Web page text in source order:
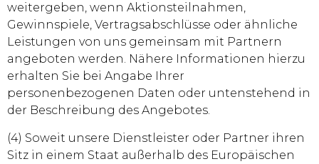
weitergeben, wenn Aktionsteilnahmen,
Gewinnspiele, Vertragsabschlüsse oder ähnliche
Leistungen von uns gemeinsam mit Partnern
angeboten werden. Nähere Informationen hierzu
erhalten Sie bei Angabe Ihrer
personenbezogenen Daten oder untenstehend in
der Beschreibung des Angebotes.
(4) Soweit unsere Dienstleister oder Partner ihren
Sitz in einem Staat außerhalb des Europäischen